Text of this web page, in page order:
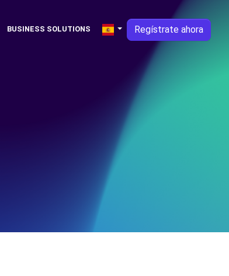
BUSINESS SOLUTIONS Regístrate ahora